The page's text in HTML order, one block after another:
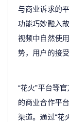
与商业诉求的
功能巧妙融入
视频中自然使
势，用户的接
“花火”平台等
的商业合作平
渠道。通过“花